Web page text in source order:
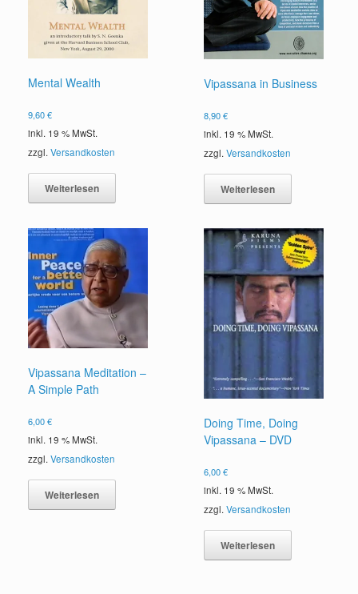
Mental Wealth
9,60€
inkl. 19 % MwSt.
zzgl.Versandkosten
Weiterlesen
Vipassana in Business
8,90€
inkl. 19 % MwSt.
zzgl.Versandkosten
Weiterlesen
Vipassana Meditation –
A Simple Path
6,00€
inkl. 19 % MwSt.
zzgl. Versandkosten
Weiterlesen
Doing Time, Doing
Vipassana – DVD
6,00€
inkl. 19 % MwSt.
zzgl.Versandkosten
Weiterlesen